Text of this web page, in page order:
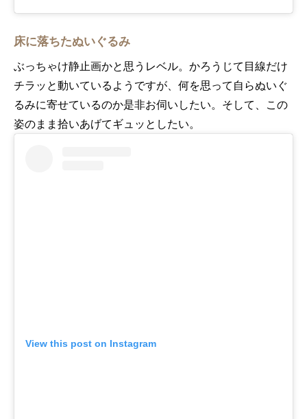
床に落ちたぬいぐるみ
ぶっちゃけ静止画かと思うレベル。かろうじて目線だけ
チラッと動いているようですが、何を思って自らぬいぐ
るみに寄せているのか是非お伺いしたい。そして、この
姿のまま拾いあげてギュッとしたい。
View this post on Instagram